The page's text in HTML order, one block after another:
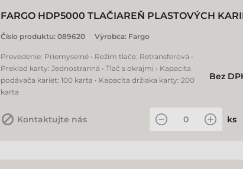
FARGO HDP5000 TLAČIAREŇ PLASTOVÝCH
Číslo produktu: 089620 Výrobca: Fargo
Prevedenie: Priemyselné • Režim tlače: Retransferová •
Preklad karty: Jednostranná • Tlač s okrajmi • Kapacita
podávača kariet: 100 karta • Kapacita držiaka karty: 200
karta
Bez
Kontaktujte nás ks